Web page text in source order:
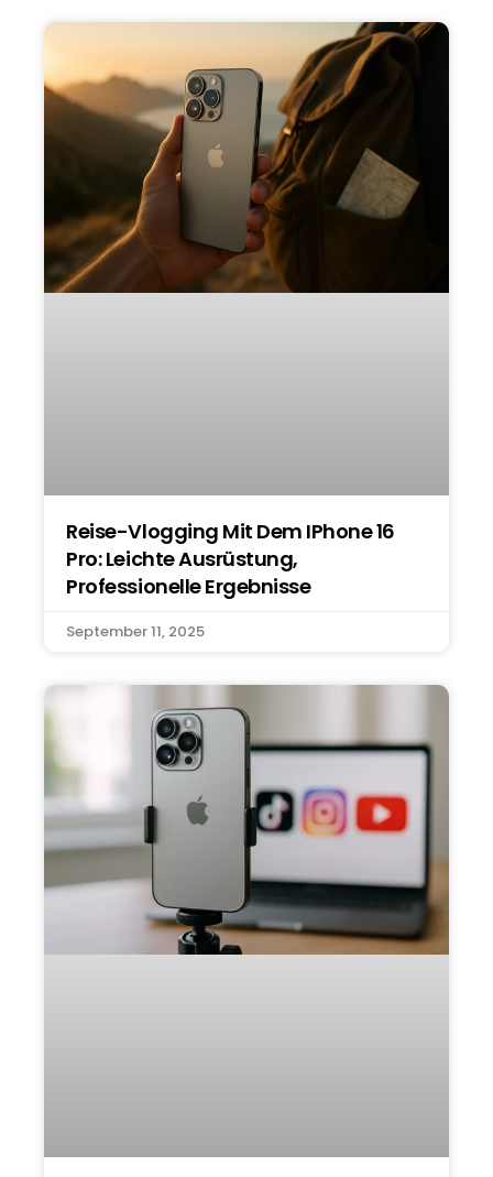
Reise-Vlogging Mit Dem IPhone 16
Pro: Leichte Ausrüstung,
Professionelle Ergebnisse
September 11, 2025